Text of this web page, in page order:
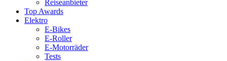
Reiseanbieter
Top Awards
Elektro
E-Bikes
E-Roller
E-Motorräder
Tests